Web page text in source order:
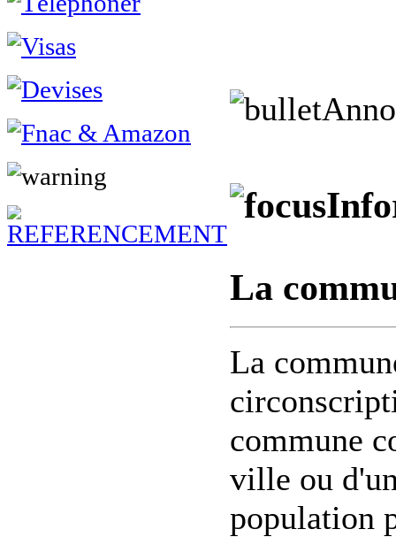
La
La
commune
ville ou
population